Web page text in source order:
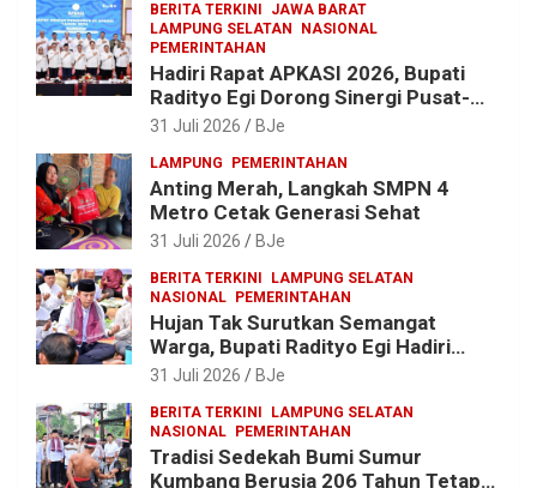
BERITA TERKINI
JAWA BARAT
LAMPUNG SELATAN
NASIONAL
PEMERINTAHAN
Hadiri Rapat APKASI 2026, Bupati
Radityo Egi Dorong Sinergi Pusat-
Daerah untuk Percepat
31 Juli 2026 BJe
LAMPUNG PEMERINTAHAN
Anting Merah, Langkah SMPN 4
Metro Cetak Generasi Sehat
31 Juli 2026 BJe
BERITA TERKINI
LAMPUNG SELATAN
NASIONAL
PEMERINTAHAN
Hujan Tak Surutkan Semangat
Warga, Bupati Radityo Egi Hadiri
Tradisi Sedekah Bumi 206 Tahun di
31 Juli 2026 BJe
BERITA TERKINI
LAMPUNG SELATAN
NASIONAL
PEMERINTAHAN
Tradisi Sedekah Bumi Sumur
Kumbang Berusia 206 Tahun Tetap